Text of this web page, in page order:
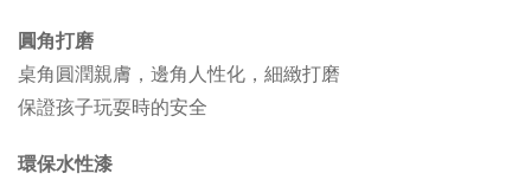
圓角打磨
桌角圓潤親膚，邊角人性化，細緻打磨
保證孩子玩耍時的安全
環保水性漆